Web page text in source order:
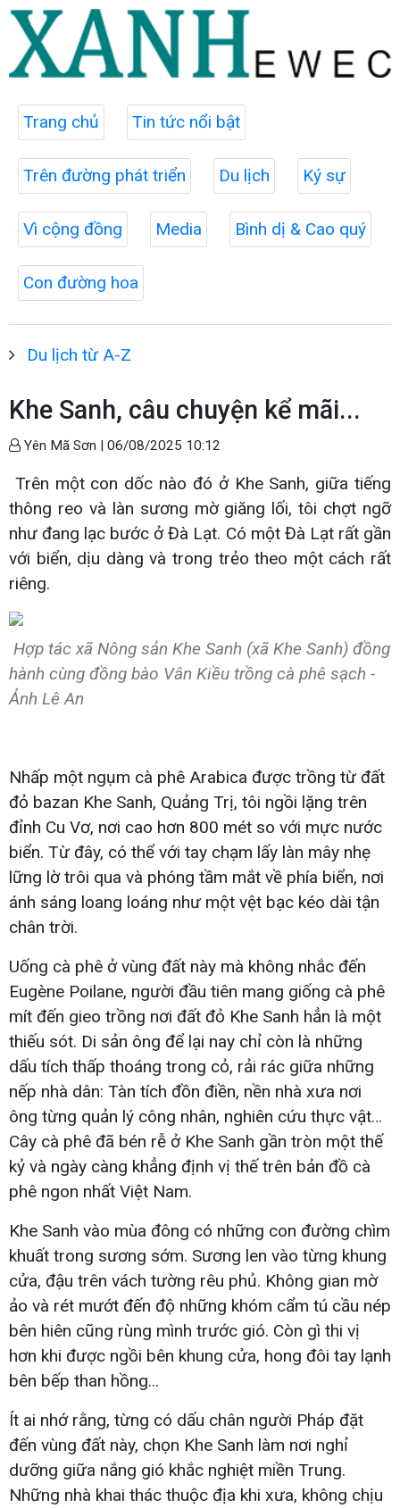
Trang chủ Tin tức nổi bật
Trên đường phát triển Du lịch Ký sự
Vì cộng đồng Media Bình dị & Cao quý
Con đường hoa
Du lịch từ A-Z
Khe Sanh, câu chuyện kể mãi...
Yên Mã Sơn | 06/08/2025 10:12
Trên một con dốc nào đó ở Khe Sanh, giữa tiếng
thông reo và làn sương mờ giăng lối, tôi chợt ngỡ
như đang lạc bước ở Đà Lạt. Có một Đà Lạt rất gần
với biển, dịu dàng và trong trẻo theo một cách rất
riêng.
Hợp tác xã Nông sản Khe Sanh (xã Khe Sanh) đồng
hành cùng đồng bào Vân Kiều trồng cà phê sạch -
Ảnh Lê An
Nhấp một ngụm cà phê Arabica được trồng từ đất
đỏ bazan Khe Sanh, Quảng Trị, tôi ngồi lặng trên
đỉnh Cu Vơ, nơi cao hơn 800 mét so với mực nước
biển. Từ đây, có thể với tay chạm lấy làn mây nhẹ
lững lờ trôi qua và phóng tầm mắt về phía biển, nơi
ánh sáng loang loáng như một vệt bạc kéo dài tận
chân trời.
Uống cà phê ở vùng đất này mà không nhắc đến
Eugène Poilane, người đầu tiên mang giống cà phê
mít đến gieo trồng nơi đất đỏ Khe Sanh hẳn là một
thiếu sót. Di sản ông để lại nay chỉ còn là những
dấu tích thấp thoáng trong cỏ, rải rác giữa những
nếp nhà dân: Tàn tích đồn điền, nền nhà xưa nơi
ông từng quản lý công nhân, nghiên cứu thực vật…
Cây cà phê đã bén rễ ở Khe Sanh gần tròn một thế
kỷ và ngày càng khẳng định vị thế trên bản đồ cà
phê ngon nhất Việt Nam.
Khe Sanh vào mùa đông có những con đường chìm
khuất trong sương sớm. Sương len vào từng khung
cửa, đậu trên vách tường rêu phủ. Không gian mờ
ảo và rét mướt đến độ những khóm cẩm tú cầu nép
bên hiên cũng rùng mình trước gió. Còn gì thi vị
hơn khi được ngồi bên khung cửa, hong đôi tay lạnh
bên bếp than hồng...
Ít ai nhớ rằng, từng có dấu chân người Pháp đặt
đến vùng đất này, chọn Khe Sanh làm nơi nghỉ
dưỡng giữa nắng gió khắc nghiệt miền Trung.
Những nhà khai thác thuộc địa khi xưa, không chịu